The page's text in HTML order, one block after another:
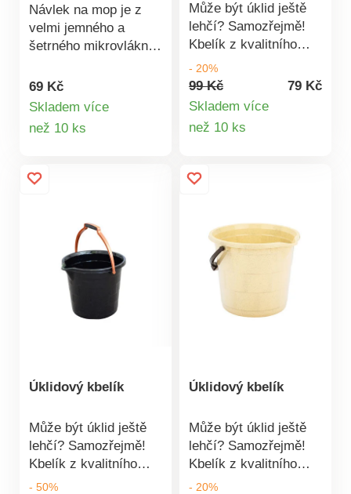
Návlek na mop je z
velmi jemného a
šetrného mikrovlákna.
navléknout, sundat a
vyprat Připevňuje se k
zipu Ke všem typům
velmi šetrný Materiál:
mikrovlákno Rozměry:
69 Kč
Skladem více
než 10 ks
Může být úklid ještě
lehčí? Samozřejmě!
Kbelík z kvalitního
pružného plastu s
výlevkou usnadní váš
úklid. Pro ještě lepší
spodní části úchytka,
zejména při vylévání
obsahu Z odolného a
Rozměry: 360 x 350 x
280 mm Vyrobeno v
Turecku
- 20%
99 Kč
79 Kč
Skladem více
než 10 ks
Úklidový kbelík
Může být úklid ještě
lehčí? Samozřejmě!
Kbelík z kvalitního
pružného plastu s
- 50%
Úklidový kbelík
Může být úklid ještě
lehčí? Samozřejmě!
Kbelík z kvalitního
pružného plastu s
- 20%